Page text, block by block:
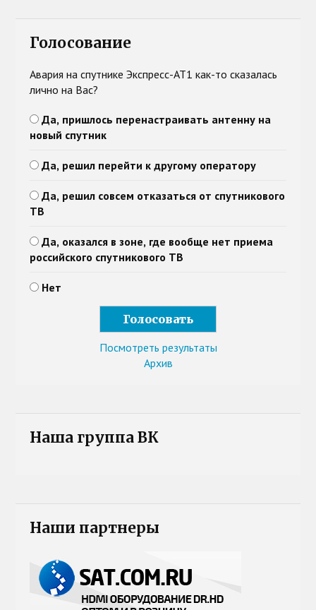
Голосование
Авария на спутнике Экспресс-АТ1 как-то сказалась
лично на Вас?
Да, пришлось перенастраивать антенну на
новый спутник
Да, решил перейти к другому оператору
Да, решил совсем отказаться от спутникового
ТВ
Да, оказался в зоне, где вообще нет приема
российского спутникового ТВ
Нет
Посмотреть результаты
Архив
Наша группа ВК
Наши партнеры